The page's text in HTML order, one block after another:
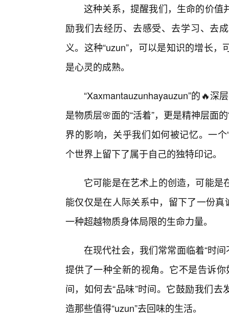
这种关系，提醒我们，生命的价值
励我们去经历、去感受、去学习、去
义。这种“uzun”，可以是知识的增长
是心灵的成熟。
“Xaxmantauzunhayauzun”的🔥深
是物质层🌸面的“活着”，更是精神层面
界的影响，关乎我们如何被记忆。一
个世界上留下了属于自己的独特印记。
它可能是在艺术上的创造，可能
能仅仅是在人际关系中，留下了一份
一种超越物质身体局限的生命力量。
在现代社会，我们常常面临着“时
提供了一种全新的视角。它不是告诉你
间，如何去“品味”时间。它鼓励我们
造那些值得“uzun”去回味的生活。